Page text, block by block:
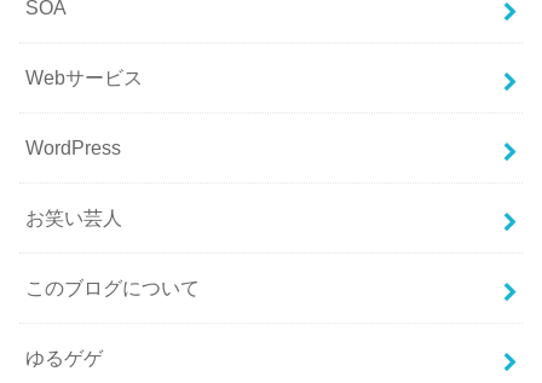
SOA
Webサービス
WordPress
お笑い芸人
このブログについて
ゆるゲゲ